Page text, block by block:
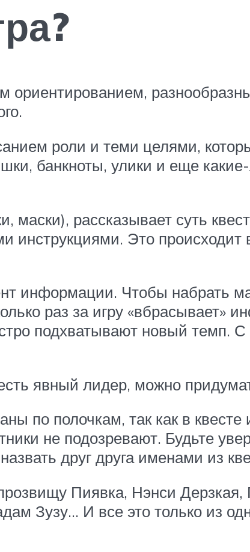
роли и теми целями,
банкноты, улики и еще
рассказывает суть
инструкциями. Это происходит
информации. Чтобы набрать
раз за игру «вбрасывает»
подхватывают новый темп.
явный лидер, можно
по полочкам, так как в квесте
не подозревают. Будьте
друг друга именами из
Пиявка, Нэнси
Зузу… И все это только из